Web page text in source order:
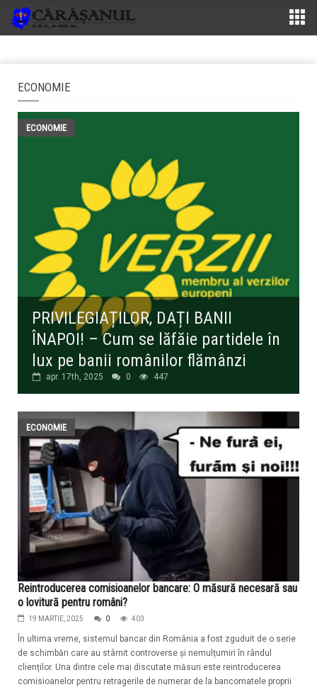
ECONOMIE
PRIVILEGIAȚILOR, DAȚI BANII
ÎNAPOI! – Cum se lăfăie partidele în
lux pe banii românilor flămânzi
ECONOMIE
apr. 17th, 2025 0 447
ECONOMIE
Reintroducerea comisioanelor bancare: O măsură necesară sau
o lovitură pentru români?
19 MARTIE, 2025 0 403
În ultima vreme, sistemul bancar din România a fost zguduit de o serie
de schimbări care au stârnit controverse și nemulțumiri în rândul
clienților. Una dintre cele mai discutate măsuri este reintroducerea
comisioanelor pentru retragerile de numerar de la bancomatele proprii